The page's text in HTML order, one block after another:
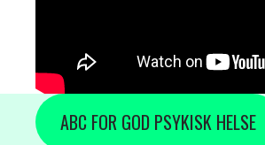
ABC FOR GOD PSYKISK HELSE